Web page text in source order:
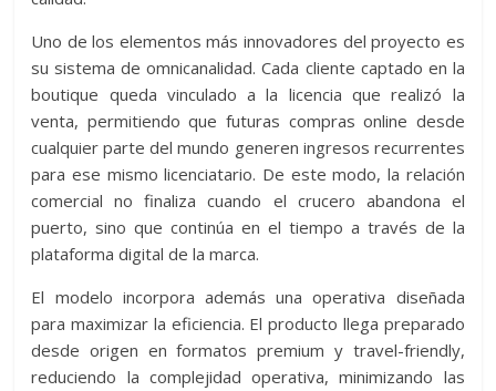
Uno de los elementos más innovadores del proyecto es
su sistema de omnicanalidad. Cada cliente captado en la
boutique queda vinculado a la licencia que realizó la
venta, permitiendo que futuras compras online desde
cualquier parte del mundo generen ingresos recurrentes
para ese mismo licenciatario. De este modo, la relación
comercial no finaliza cuando el crucero abandona el
puerto, sino que continúa en el tiempo a través de la
plataforma digital de la marca.
El modelo incorpora además una operativa diseñada
para maximizar la eficiencia. El producto llega preparado
desde origen en formatos premium y travel-friendly,
reduciendo la complejidad operativa, minimizando las